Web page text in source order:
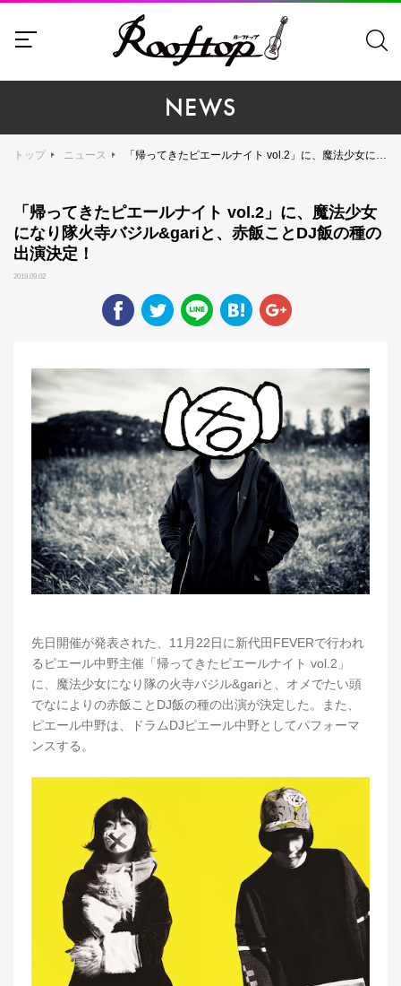
NEWS
トップ ニュース 「帰ってきたピエールナイト vol.2」に、魔法少女になり隊火寺バジル&gariと、赤飯ことDJ飯の種の出演決定！
「帰ってきたピエールナイト vol.2」に、魔法少女
になり隊火寺バジル&gariと、赤飯ことDJ飯の種の
出演決定！
2019.09.02
先日開催が発表された、11月22日に新代田FEVERで行われ
るピエール中野主催「帰ってきたピエールナイト vol.2」
に、魔法少女になり隊の火寺バジル&gariと、オメでたい頭
でなによりの赤飯ことDJ飯の種の出演が決定した。また、
ピエール中野は、ドラムDJピエール中野としてパフォーマ
ンスする。